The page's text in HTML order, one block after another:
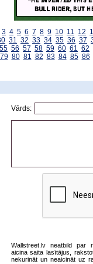
3 4 5 6 7 8 9 10 11 12
31 32 33 34 35 36 37
55 56 57 58 59 60 61 62
79 80 81 82 83 84 85 86
Vārds:
Wallstreet.lv neatbild par
aicina saita lasītājus,
nekurināt un neaicināt uz